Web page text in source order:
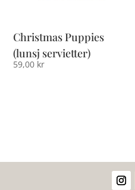
Christmas Puppies
(lunsj servietter)
59,00 kr